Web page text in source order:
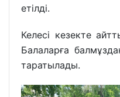
етілді.
Келесі кезекте
Балаларға
таратылады.